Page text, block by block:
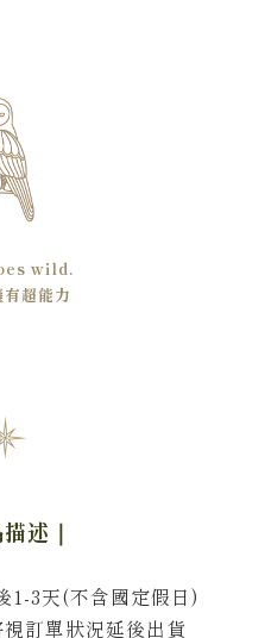
wild.
超能力
描述 ｜
1-3天(不含國定假日)
訂單狀況延後出貨